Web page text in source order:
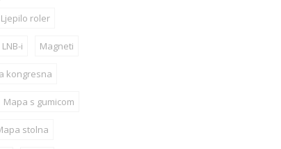
Ljepilo roler
LNB-i Magneti
kongresna
Mapa s gumicom
stolna